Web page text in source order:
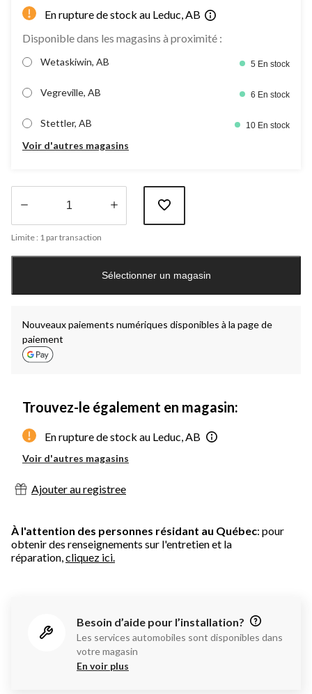
En rupture de stock au Leduc, AB
Disponible dans les magasins à proximité :
Wetaskiwin, AB 5 En stock
Vegreville, AB 6 En stock
Stettler, AB 10 En stock
Voir d'autres magasins
Quantité
mise
à
1
Limite : 1 par transaction
Sélectionner un magasin
Nouveaux paiements numériques disponibles à la page de
paiement
Trouvez-le également en magasin:
En rupture de stock au Leduc, AB
Voir d'autres magasins
Ajouter au registree
À l'attention des personnes résidant au Québec: pour
obtenir des renseignements sur l'entretien et la
réparation, cliquez ici.
Besoin d’aide pour l’installation?
Les services automobiles sont disponibles dans
votre magasin
En voir plus